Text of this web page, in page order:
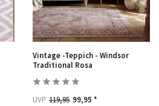
Vintage -Teppich - Windsor
Traditional Rosa
UVP 119,95 99,95 *